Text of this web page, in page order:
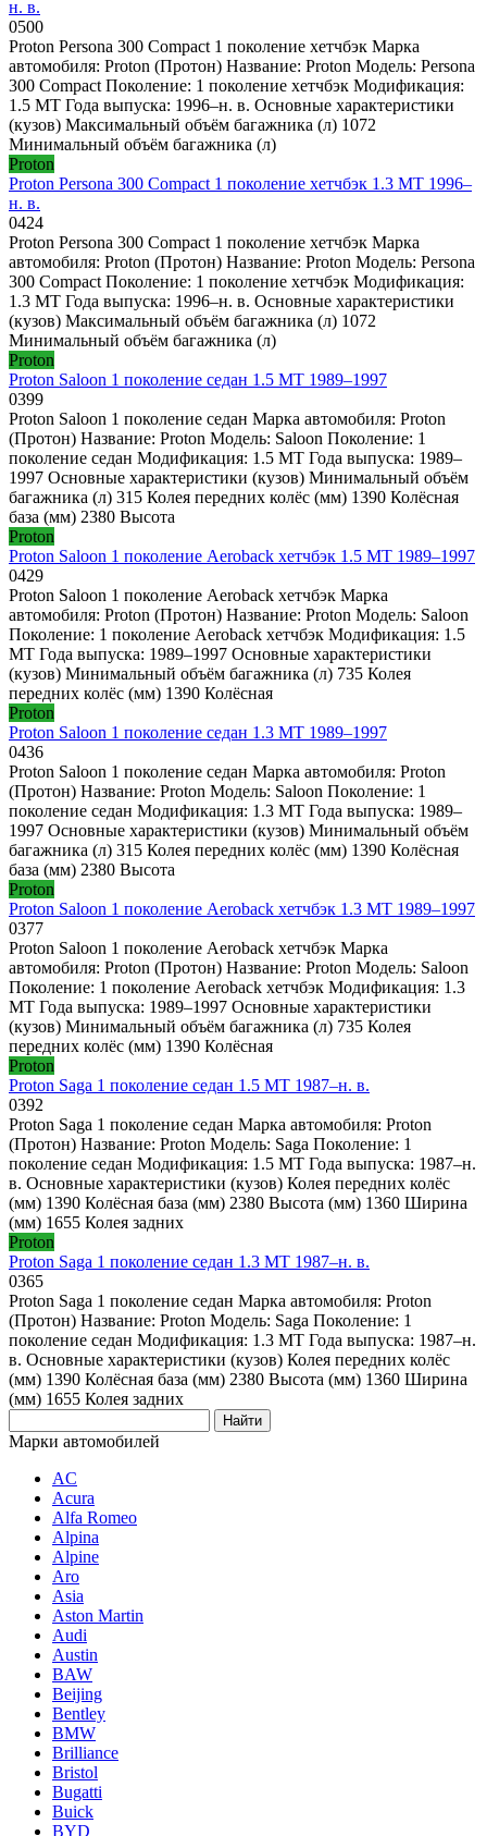
н. в.
0500
Proton Persona 300 Compact 1 поколение хетчбэк Марка
автомобиля: Proton (Протон) Название: Proton Модель: Persona
300 Compact Поколение: 1 поколение хетчбэк Модификация:
1.5 MT Года выпуска: 1996–н. в. Основные характеристики
(кузов) Максимальный объём багажника (л) 1072
Минимальный объём багажника (л)
Proton
Proton Persona 300 Compact 1 поколение хетчбэк 1.3 MT 1996–
н. в.
0424
Proton Persona 300 Compact 1 поколение хетчбэк Марка
автомобиля: Proton (Протон) Название: Proton Модель: Persona
300 Compact Поколение: 1 поколение хетчбэк Модификация:
1.3 MT Года выпуска: 1996–н. в. Основные характеристики
(кузов) Максимальный объём багажника (л) 1072
Минимальный объём багажника (л)
Proton
Proton Saloon 1 поколение седан 1.5 MT 1989–1997
0399
Proton Saloon 1 поколение седан Марка автомобиля: Proton
(Протон) Название: Proton Модель: Saloon Поколение: 1
поколение седан Модификация: 1.5 MT Года выпуска: 1989–
1997 Основные характеристики (кузов) Минимальный объём
багажника (л) 315 Колея передних колёс (мм) 1390 Колёсная
база (мм) 2380 Высота
Proton
Proton Saloon 1 поколение Aeroback хетчбэк 1.5 MT 1989–1997
0429
Proton Saloon 1 поколение Aeroback хетчбэк Марка
автомобиля: Proton (Протон) Название: Proton Модель: Saloon
Поколение: 1 поколение Aeroback хетчбэк Модификация: 1.5
MT Года выпуска: 1989–1997 Основные характеристики
(кузов) Минимальный объём багажника (л) 735 Колея
передних колёс (мм) 1390 Колёсная
Proton
Proton Saloon 1 поколение седан 1.3 MT 1989–1997
0436
Proton Saloon 1 поколение седан Марка автомобиля: Proton
(Протон) Название: Proton Модель: Saloon Поколение: 1
поколение седан Модификация: 1.3 MT Года выпуска: 1989–
1997 Основные характеристики (кузов) Минимальный объём
багажника (л) 315 Колея передних колёс (мм) 1390 Колёсная
база (мм) 2380 Высота
Proton
Proton Saloon 1 поколение Aeroback хетчбэк 1.3 MT 1989–1997
0377
Proton Saloon 1 поколение Aeroback хетчбэк Марка
автомобиля: Proton (Протон) Название: Proton Модель: Saloon
Поколение: 1 поколение Aeroback хетчбэк Модификация: 1.3
MT Года выпуска: 1989–1997 Основные характеристики
(кузов) Минимальный объём багажника (л) 735 Колея
передних колёс (мм) 1390 Колёсная
Proton
Proton Saga 1 поколение седан 1.5 MT 1987–н. в.
0392
Proton Saga 1 поколение седан Марка автомобиля: Proton
(Протон) Название: Proton Модель: Saga Поколение: 1
поколение седан Модификация: 1.5 MT Года выпуска: 1987–н.
в. Основные характеристики (кузов) Колея передних колёс
(мм) 1390 Колёсная база (мм) 2380 Высота (мм) 1360 Ширина
(мм) 1655 Колея задних
Proton
Proton Saga 1 поколение седан 1.3 MT 1987–н. в.
0365
Proton Saga 1 поколение седан Марка автомобиля: Proton
(Протон) Название: Proton Модель: Saga Поколение: 1
поколение седан Модификация: 1.3 MT Года выпуска: 1987–н.
в. Основные характеристики (кузов) Колея передних колёс
(мм) 1390 Колёсная база (мм) 2380 Высота (мм) 1360 Ширина
(мм) 1655 Колея задних
Марки автомобилей
AC
Acura
Alfa Romeo
Alpina
Alpine
Aro
Asia
Aston Martin
Audi
Austin
BAW
Beijing
Bentley
BMW
Brilliance
Bristol
Bugatti
Buick
BYD